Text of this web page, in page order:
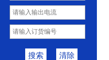
清除
搜索